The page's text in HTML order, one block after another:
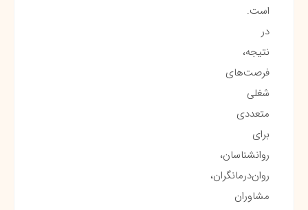
است.
در
نتیجه،
فرصت‌های
شغلی
متعددی
برای
روانشناسان،
روان‌درمانگران،
مشاوران